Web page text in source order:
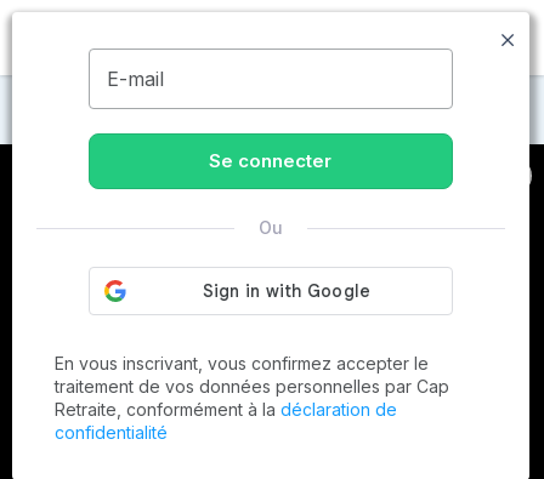
MENU
Maisons de retraite à Carling
E-mail
Se connecter
Ou
En vous inscrivant, vous confirmez accepter le
traitement de vos données personnelles par Cap
Retraite, conformément à la déclaration de
confidentialité